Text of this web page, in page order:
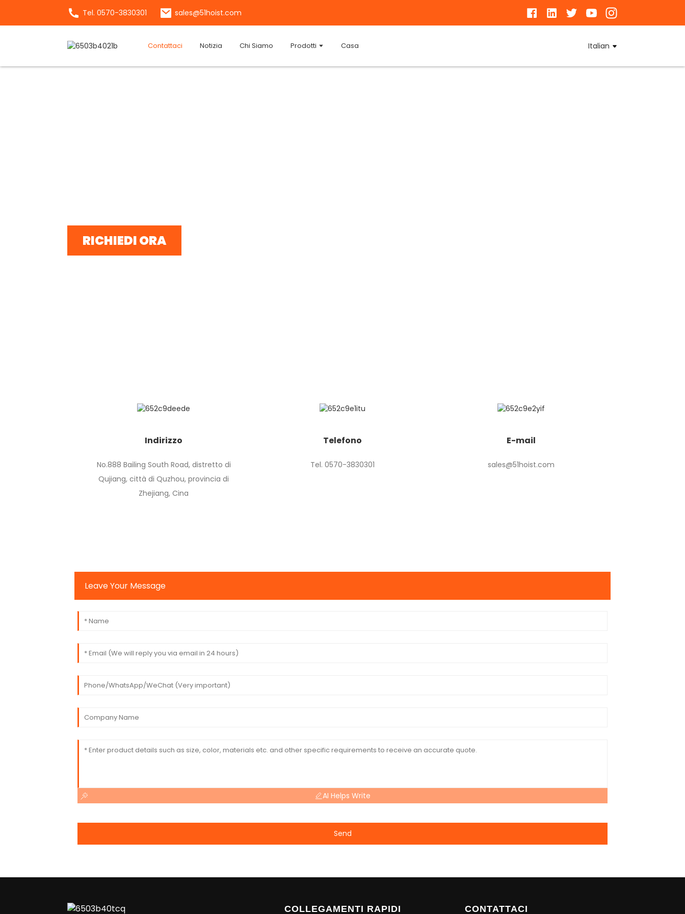
Tel. 0570-3830301 sales@51hoist.com
Contattaci Notizia Chi Siamo Prodotti Casa Italian
RICHIEDI ORA
Indirizzo
No.888 Bailing South Road, distretto di
Qujiang, città di Quzhou, provincia di
Zhejiang, Cina
Telefono
Tel. 0570-3830301
E-mail
sales@51hoist.com
Leave Your Message
AI Helps Write
Send
COLLEGAMENTI RAPIDI CONTATTACI